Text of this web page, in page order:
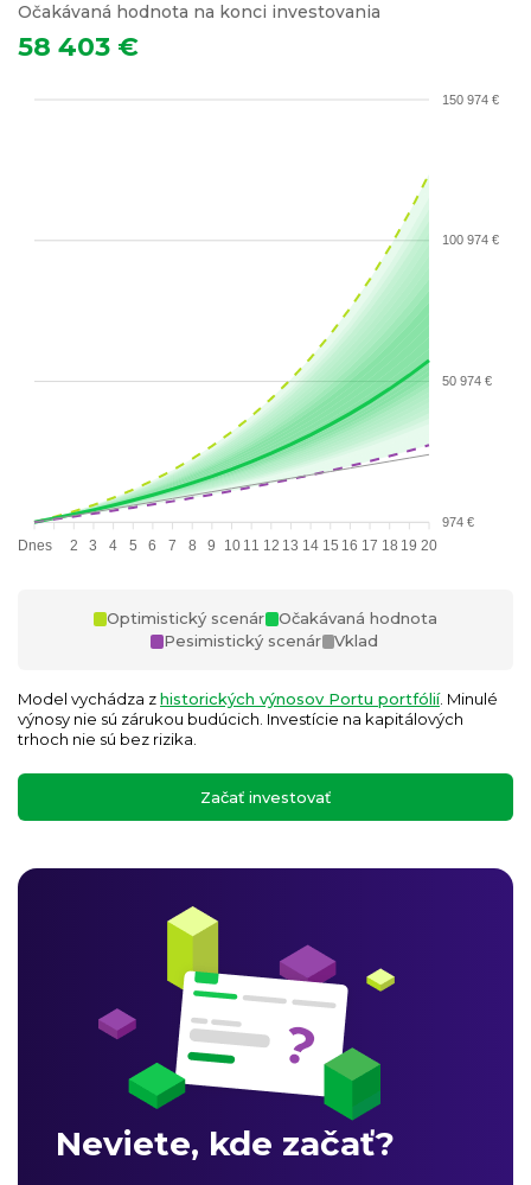
Očakávaná hodnota na konci investovania
58 403 €
150 974 €
100 974 €
50 974 €
974 €
Dnes 2 3 4 5 6 7 8 9 10 11 12 13 14 15 16 17 18 19 20
Optimistický scenár
Očakávaná hodnota
Pesimistický scenár
Vklad
Model vychádza zhistorických výnosov Portu portfólií. Minulé
výnosy nie sú zárukou budúcich. Investície na kapitálových
trhoch nie sú bez rizika.
Začať investovať
Neviete, kde začať?